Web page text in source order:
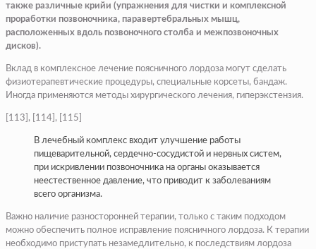
также различные крийи (упражнения для чистки и комплексной
проработки позвоночника, паравертебральных мышц,
расположенных вдоль позвоночного столба и межпозвоночных
дисков).
Вклад в комплексное лечение поясничного лордоза могут сделать
физиотерапевтические процедуры, специальные корсеты, бандаж.
Иногда применяются методы хирургического лечения, гиперэкстензия.
[113], [114], [115]
В лечебный комплекс входит улучшение работы
пищеварительной, сердечно-сосудистой и нервных систем,
при искривлении позвоночника на органы оказывается
неестественное давление, что приводит к заболеваниям
всего организма.
Важно наличие разносторонней терапии, только с таким подходом
можно обеспечить полное исправление поясничного лордоза. К терапии
необходимо приступать незамедлительно, к последствиям лордоза